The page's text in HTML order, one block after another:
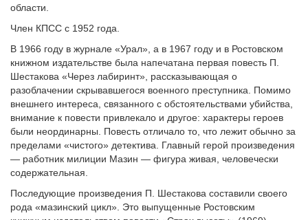
области.
Член КПСС с 1952 года.
В 1966 году в журнале «Урал», а в 1967 году и в Ростовском
книжном издательстве была напечатана первая повесть П.
Шестакова «Через лабиринт», рассказывающая о
разоблачении скрывавшегося военного преступника. Помимо
внешнего интереса, связанного с обстоятельствами убийства,
внимание к повести привлекало и другое: характеры героев
были неординарны. Повесть отличало то, что лежит обычно за
пределами «чистого» детектива. Главный герой произведения
— работник милиции Мазин — фигура живая, человечески
содержательная.
Последующие произведения П. Шестакова составили своего
рода «мазинский цикл». Это выпущенные Ростовским